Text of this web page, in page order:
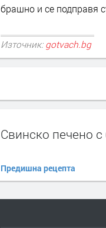
брашно и се подправя
Източник: gotvach.bg
Свинско печено с
Предишна рецепта